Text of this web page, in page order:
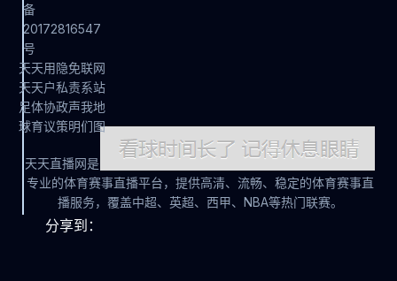
分享到：
备
20172816547
号
天
天
足
球
天
天
体
育
用
户
协
议
隐
私
政
策
免
责
声
明
联
系
我
们
网
站
地
图
天天直播网是
专业的体育赛事直播平台，提供高清、流畅、稳定的体育赛事直
播服务，覆盖中超、英超、西甲、NBA等热门联赛。